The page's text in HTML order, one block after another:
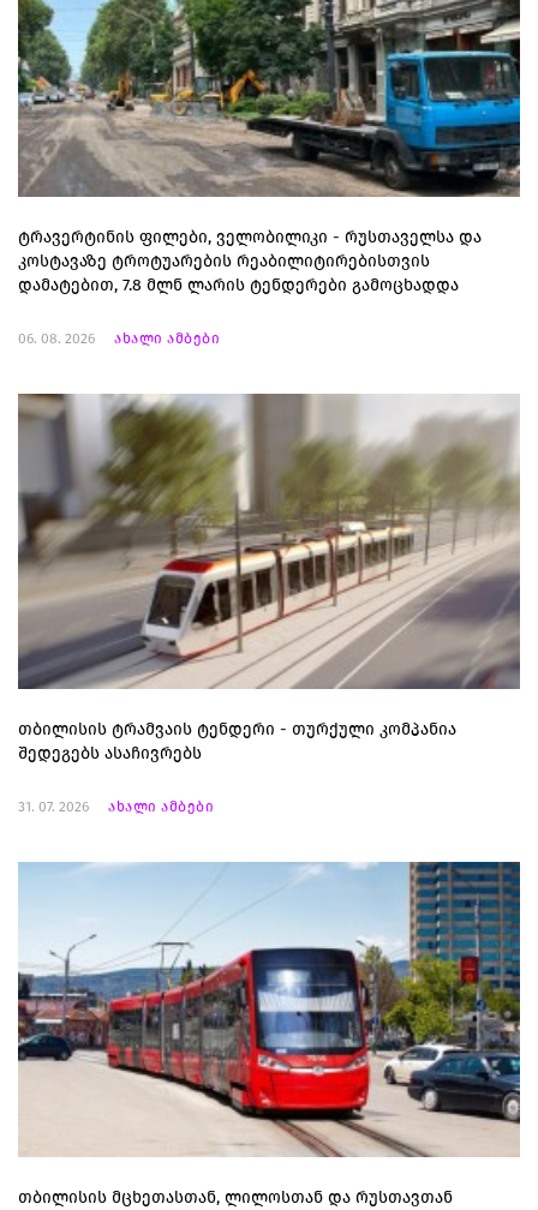
ტრავერტინის ფილები, ველობილიკი - რუსთაველსა და
კოსტავაზე ტროტუარების რეაბილიტირებისთვის
დამატებით, 7.8 მლნ ლარის ტენდერები გამოცხადდა
06. 08. 2026 ახალი ამბები
თბილისის ტრამვაის ტენდერი - თურქული კომპანია
შედეგებს ასაჩივრებს
31. 07. 2026 ახალი ამბები
თბილისის მცხეთასთან, ლილოსთან და რუსთავთან